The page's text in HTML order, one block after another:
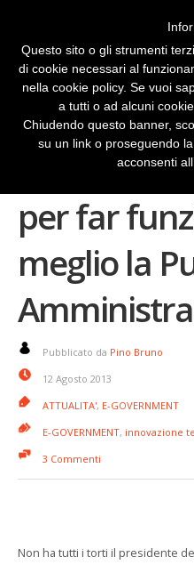
Non basta
per far
meglio la
Pubblicato da Pino Bruno
12 Agosto 2013
ATTUALITA', E-GOVERNMENT
E-GOVERNMENT, innovazione
3 Commenti
Non ha tutti i torti il presidente
Questo sito o gli strumenti
di cookie necessari al
nella cookie policy. Se vuoi
a tutti o ad alcuni
Chiudendo questo banner,
su un link o proseguendo
acconsenti